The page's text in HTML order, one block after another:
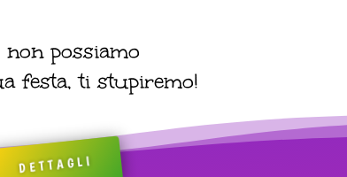
possiamo
festa, ti stupiremo!
DETTAGLI